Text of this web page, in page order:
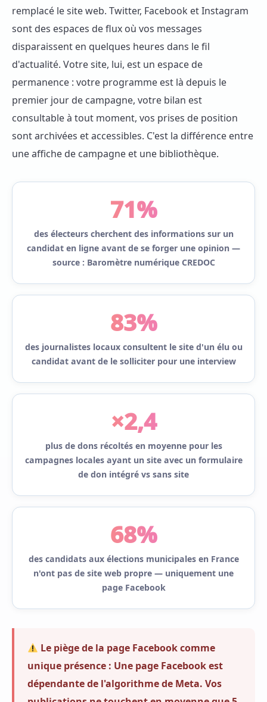
remplacé le site web. Twitter, Facebook et Instagram
sont des espaces de flux où vos messages
disparaissent en quelques heures dans le fil
d'actualité. Votre site, lui, est un espace de
permanence : votre programme est là depuis le
premier jour de campagne, votre bilan est
consultable à tout moment, vos prises de position
sont archivées et accessibles. C'est la différence entre
une affiche de campagne et une bibliothèque.
71%
des électeurs cherchent des informations sur un
candidat en ligne avant de se forger une opinion —
source : Baromètre numérique CREDOC
83%
des journalistes locaux consultent le site d'un élu ou
candidat avant de le solliciter pour une interview
×2,4
plus de dons récoltés en moyenne pour les
campagnes locales ayant un site avec un formulaire
de don intégré vs sans site
68%
des candidats aux élections municipales en France
n'ont pas de site web propre — uniquement une
page Facebook
Le piège de la page Facebook comme
unique présence : Une page Facebook est
dépendante de l'algorithme de Meta. Vos